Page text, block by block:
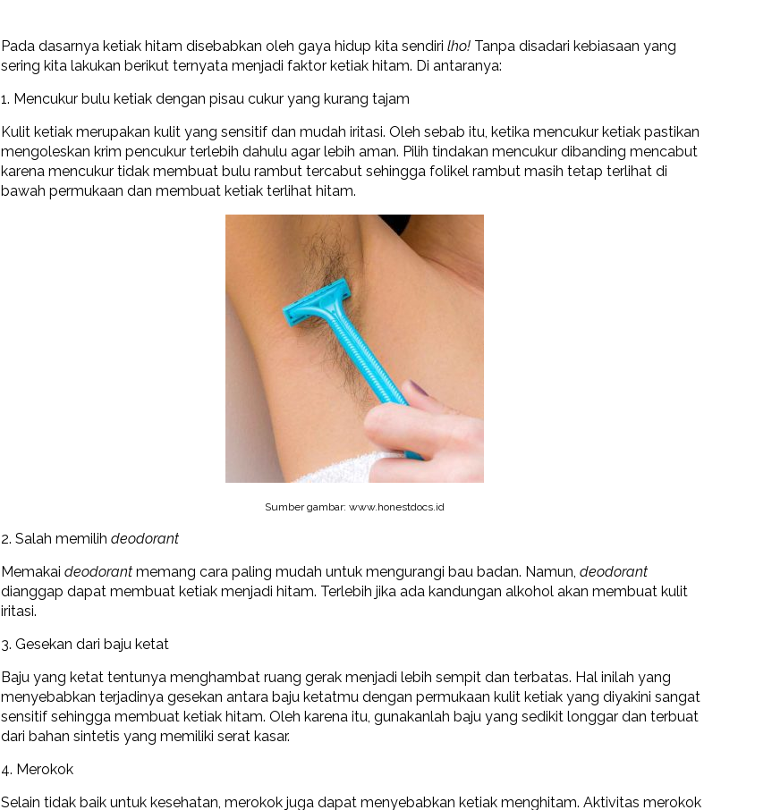
Pada dasarnya ketiak hitam disebabkan oleh gaya hidup kita sendiri lho! Tanpa disadari kebiasaan yang
sering kita lakukan berikut ternyata menjadi faktor ketiak hitam. Di antaranya:
1. Mencukur bulu ketiak dengan pisau cukur yang kurang tajam
Kulit ketiak merupakan kulit yang sensitif dan mudah iritasi. Oleh sebab itu, ketika mencukur ketiak pastikan
mengoleskan krim pencukur terlebih dahulu agar lebih aman. Pilih tindakan mencukur dibanding mencabut
karena mencukur tidak membuat bulu rambut tercabut sehingga folikel rambut masih tetap terlihat di
bawah permukaan dan membuat ketiak terlihat hitam.
Sumber gambar: www.honestdocs.id
2. Salah memilih deodorant
Memakai deodorant memang cara paling mudah untuk mengurangi bau badan. Namun, deodorant
dianggap dapat membuat ketiak menjadi hitam. Terlebih jika ada kandungan alkohol akan membuat kulit
iritasi.
3. Gesekan dari baju ketat
Baju yang ketat tentunya menghambat ruang gerak menjadi lebih sempit dan terbatas. Hal inilah yang
menyebabkan terjadinya gesekan antara baju ketatmu dengan permukaan kulit ketiak yang diyakini sangat
sensitif sehingga membuat ketiak hitam. Oleh karena itu, gunakanlah baju yang sedikit longgar dan terbuat
dari bahan sintetis yang memiliki serat kasar.
4. Merokok
Selain tidak baik untuk kesehatan, merokok juga dapat menyebabkan ketiak menghitam. Aktivitas merokok